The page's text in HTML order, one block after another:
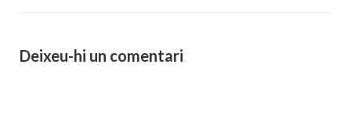
Deixeu-hi un comentari